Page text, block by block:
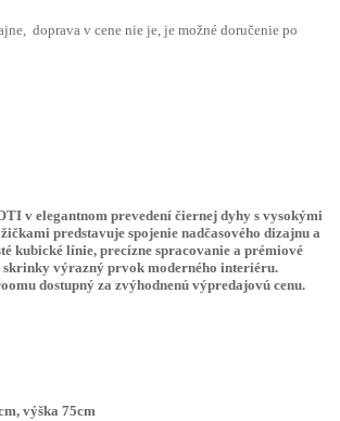
doprava v cene nie je, je možné doručenie po
v elegantnom prevedení čiernej dyhy s vysokými
predstavuje spojenie nadčasového dizajnu a
kubické línie, precízne spracovanie a prémiové
výrazný prvok moderného interiéru.
dostupný za zvýhodnenú výpredajovú cenu.
výška 75cm